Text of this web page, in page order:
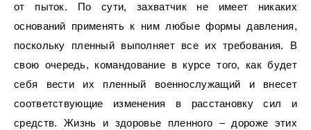
от пыток. По сути, захватчик не имеет никаких
оснований применять к ним любые формы давления,
поскольку пленный выполняет все их требования. В
свою очередь, командование в курсе того, как будет
себя вести их пленный военнослужащий и внесет
соответствующие изменения в расстановку сил и
средств. Жизнь и здоровье пленного – дороже этих